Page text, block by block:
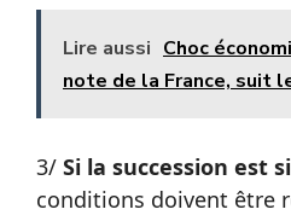
Lire aussi Choc
note de la France, suit
3/ Si la succession est
conditions doivent être